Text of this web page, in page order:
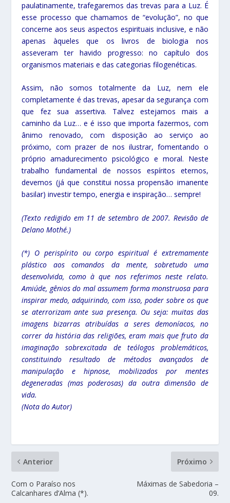
paulatinamente, trafegaremos das trevas para a Luz. É
esse processo que chamamos de “evolução”, no que
concerne aos seus aspectos espirituais inclusive, e não
apenas àqueles que os livros de biologia nos
asseveram ter havido progresso: no capítulo dos
organismos materiais e das categorias filogenéticas.
Assim, não somos totalmente da Luz, nem ele
completamente é das trevas, apesar da segurança com
que fez sua assertiva. Talvez estejamos mais a
caminho da Luz… e é isso que importa fazermos, com
ânimo renovado, com disposição ao serviço ao
próximo, com prazer de nos ilustrar, fomentando o
próprio amadurecimento psicológico e moral. Neste
trabalho fundamental de nossos espíritos eternos,
devemos (já que constitui nossa propensão imanente
basilar) investir tempo, energia e inspiração… sempre!
(Texto redigido em 11 de setembro de 2007. Revisão de
Delano Mothé.)
(*) O perispírito ou corpo espiritual é extremamente
plástico aos comandos da mente, sobretudo uma
desenvolvida, como à que nos referimos neste relato.
Amiúde, gênios do mal assumem forma monstruosa para
inspirar medo, adquirindo, com isso, poder sobre os que
se aterrorizam ante sua presença. Ou seja: muitas das
imagens bizarras atribuídas a seres demoníacos, no
correr da história das religiões, eram mais que fruto da
imaginação sobrexcitada de teólogos problemáticos,
constituindo resultado de métodos avançados de
manipulação e hipnose, mobilizados por mentes
degeneradas (mas poderosas) da outra dimensão de
vida.
(Nota do Autor)
Anterior
Com o Paraíso nos
Calcanhares d’Alma (*).
Próximo
Máximas de Sabedoria –
09.